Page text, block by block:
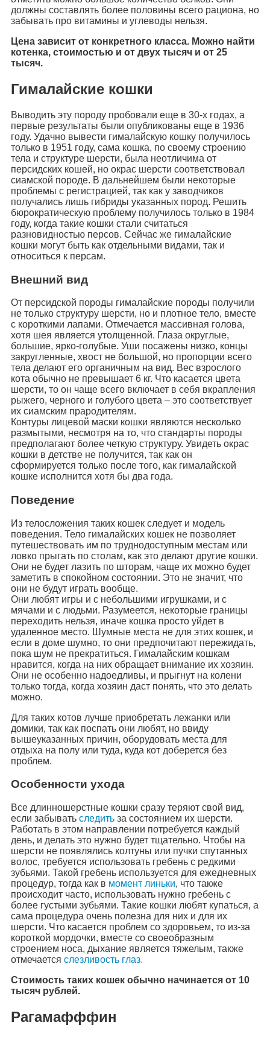
должны составлять более половины всего рациона, но
забывать про витамины и углеводы нельзя.
Цена зависит от конкретного класса. Можно найти
котенка, стоимостью и от двух тысяч и от 25
тысяч.
Гималайские кошки
Выводить эту породу пробовали еще в 30-х годах, а
первые результаты были опубликованы еще в 1936
году. Удачно вывести гималайскую кошку получилось
только в 1951 году, сама кошка, по своему строению
тела и структуре шерсти, была неотличима от
персидских кошей, но окрас шерсти соответствовал
сиамской породе. В дальнейшем были некоторые
проблемы с регистрацией, так как у заводчиков
получались лишь гибриды указанных пород. Решить
бюрократическую проблему получилось только в 1984
году, когда такие кошки стали считаться
разновидностью персов. Сейчас же гималайские
кошки могут быть как отдельными видами, так и
относиться к персам.
Внешний вид
От персидской породы гималайские породы получили
не только структуру шерсти, но и плотное тело, вместе
с короткими лапами. Отмечается массивная голова,
хотя шея является утолщенной. Глаза округлые,
большие, ярко-голубые. Уши посажены низко, концы
закругленные, хвост не большой, но пропорции всего
тела делают его органичным на вид. Вес взрослого
кота обычно не превышает 6 кг. Что касается цвета
шерсти, то он чаще всего включает в себя вкрапления
рыжего, черного и голубого цвета – это соответствует
их сиамским прародителям.
Контуры лицевой маски кошки являются несколько
размытыми, несмотря на то, что стандарты породы
предполагают более четкую структуру. Увидеть окрас
кошки в детстве не получится, так как он
сформируется только после того, как гималайской
кошке исполнится хотя бы два года.
Поведение
Из телосложения таких кошек следует и модель
поведения. Тело гималайских кошек не позволяет
путешествовать им по труднодоступным местам или
ловко прыгать по столам, как это делают другие кошки.
Они не будет лазить по шторам, чаще их можно будет
заметить в спокойном состоянии. Это не значит, что
они не будут играть вообще.
Они любят игры и с небольшими игрушками, и с
мячами и с людьми. Разумеется, некоторые границы
переходить нельзя, иначе кошка просто уйдет в
удаленное место. Шумные места не для этих кошек, и
если в доме шумно, то они предпочитают пережидать,
пока шум не прекратиться. Гималайским кошкам
нравится, когда на них обращает внимание их хозяин.
Они не особенно надоедливы, и прыгнут на колени
только тогда, когда хозяин даст понять, что это делать
можно.
Для таких котов лучше приобретать лежанки или
домики, так как поспать они любят, но ввиду
вышеуказанных причин, оборудовать места для
отдыха на полу или туда, куда кот доберется без
проблем.
Особенности ухода
Все длинношерстные кошки сразу теряют свой вид,
если забывать следить за состоянием их шерсти.
Работать в этом направлении потребуется каждый
день, и делать это нужно будет тщательно. Чтобы на
шерсти не появлялись колтуны или пучки спутанных
волос, требуется использовать гребень с редкими
зубьями. Такой гребень используется для ежедневных
процедур, тогда как в момент линьки, что также
происходит часто, использовать нужно гребень с
более густыми зубьями. Такие кошки любят купаться, а
сама процедура очень полезна для них и для их
шерсти. Что касается проблем со здоровьем, то из-за
короткой мордочки, вместе со своеобразным
строением носа, дыхание является тяжелым, также
отмечается слезливость глаз.
Стоимость таких кошек обычно начинается от 10
тысяч рублей.
Рагамафффин